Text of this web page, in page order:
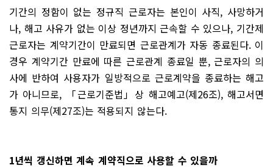
기간의 정함이 없는 정규직 근로자는 본인이 사직, 사망하거
나, 해고 사유가 없는 이상 정년까지 근속할 수 있으나, 기간제
근로자는 계약기간이 만료되면 근로관계가 자동 종료된다. 이
경우 계약기간 만료에 따른 근로관계 종료일 뿐, 근로자의 의
사에 반하여 사용자가 일방적으로 근로계약을 종료하는 해고
가 아니므로, 「근로기준법」상 해고예고(제26조), 해고서면
통지 의무(제27조)는 적용되지 않는다.
1년씩 갱신하면 계속 계약직으로 사용할 수 있을까